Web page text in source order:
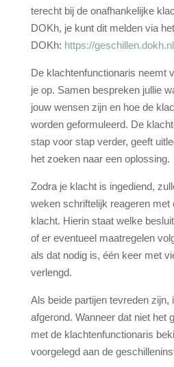
terecht bij de onafhankelijke
DOKh, je kunt dit melden via
DOKh: https://
De klachtenfunctionaris neemt
je op. Samen bespreken jullie
jouw wensen zijn en hoe de
worden geformuleerd. De
stap voor stap verder, geeft
het zoeken naar een oplossing.
Zodra je klacht is ingediend,
weken schriftelijk reageren met
klacht. Hierin staat welke
of er eventueel maatregelen
als dat nodig is, één keer met
verlengd.
Als beide partijen tevreden zijn,
afgerond. Wanneer dat niet het
met de klachtenfunctionaris
voorgelegd aan de